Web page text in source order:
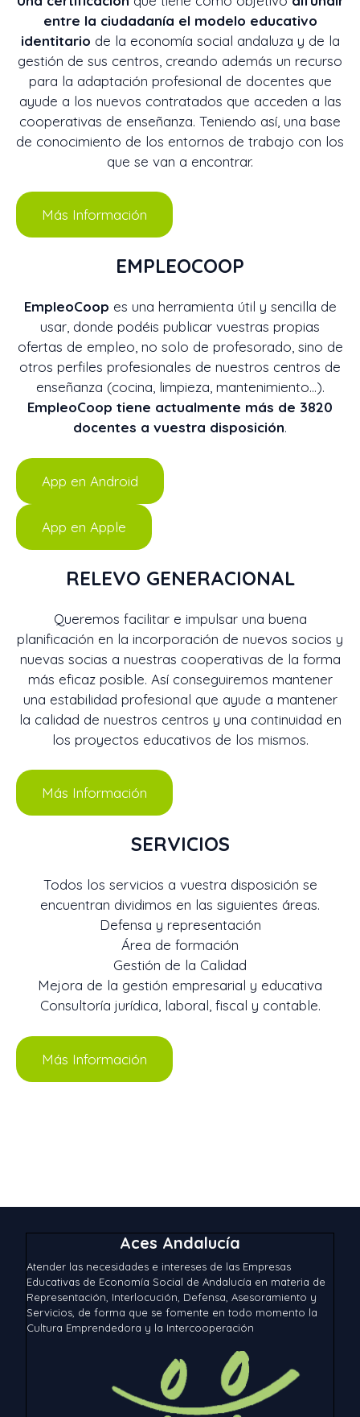
entre la ciudadanía el modelo educativo
identitario de la economía social andaluza y de la
gestión de sus centros, creando además un recurso
para la adaptación profesional de docentes que
ayude a los nuevos contratados que acceden a las
cooperativas de enseñanza. Teniendo así, una base
de conocimiento de los entornos de trabajo con los
que se van a encontrar.
Más Información
EMPLEOCOOP
EmpleoCoop es una herramienta útil y sencilla de
usar, donde podéis publicar vuestras propias
ofertas de empleo, no solo de profesorado, sino de
otros perfiles profesionales de nuestros centros de
enseñanza (cocina, limpieza, mantenimiento…).
EmpleoCoop tiene actualmente más de 3820
docentes a vuestra disposición.
App en Android
App en Apple
RELEVO GENERACIONAL
Queremos facilitar e impulsar una buena
planificación en la incorporación de nuevos socios y
nuevas socias a nuestras cooperativas de la forma
más eficaz posible. Así conseguiremos mantener
una estabilidad profesional que ayude a mantener
la calidad de nuestros centros y una continuidad en
los proyectos educativos de los mismos.
Más Información
SERVICIOS
Todos los servicios a vuestra disposición se
encuentran dividimos en las siguientes áreas.
Defensa y representación
Área de formación
Gestión de la Calidad
Mejora de la gestión empresarial y educativa
Consultoría jurídica, laboral, fiscal y contable.
Más Información
Aces Andalucía
Atender las necesidades e intereses de las Empresas
Educativas de Economía Social de Andalucía en materia de
Representación, Interlocución, Defensa, Asesoramiento y
Servicios, de forma que se fomente en todo momento la
Cultura Emprendedora y la Intercooperación